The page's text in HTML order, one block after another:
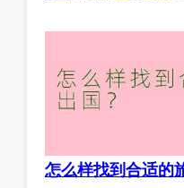
怎么样找到合适的